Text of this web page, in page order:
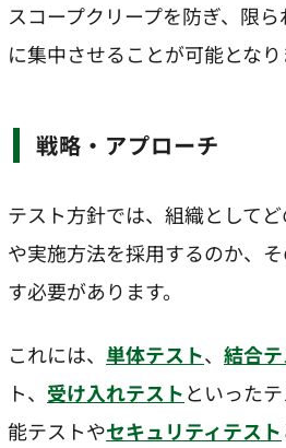
スコープクリープを防ぎ、限
に集中させることが可能となり
戦略・アプローチ
テスト方針では、組織として
や実施方法を採用するのか、
す必要があります。
これには、 単体テスト、 結合
ト、 受け入れテストといった
能テストやセキュリティテスト